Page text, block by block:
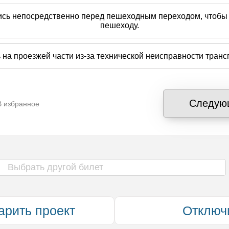
непосредственно перед пешеходным переходом, чтобы
пешеходу.
проезжей части из-за технической неисправности
избранное
остановкой подразумевается
ГИБДД?
Выбрать другой билет
проект